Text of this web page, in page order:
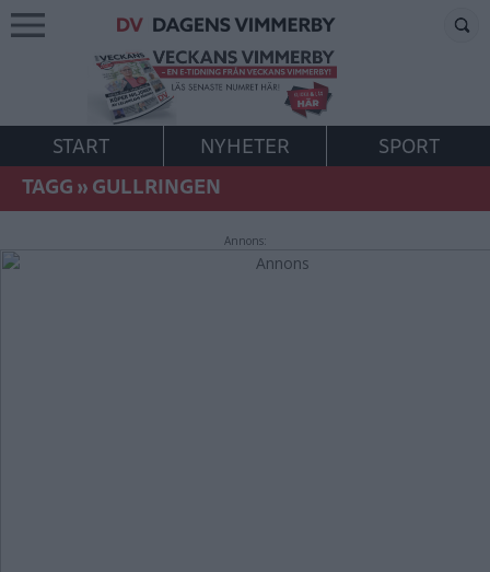
START NYHETER
SPORT
TAGG»GULLRINGEN
Annons: